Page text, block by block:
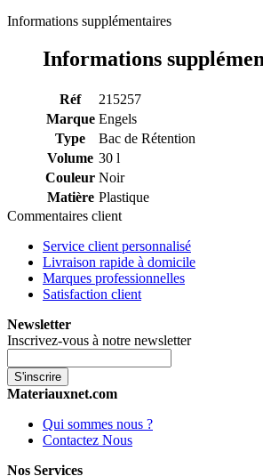
Informations supplémentaires
Informations
Réf
215257
Marque Engels
Type
Bac de Rétention
Volume 30 l
Couleur Noir
Matière Plastique
Commentaires client
Service client personnalisé
Livraison rapide à domicile
Marques professionnelles
Satisfaction client
Newsletter
Inscrivez-vous à notre newsletter
S'inscrire
Materiauxnet.com
Qui sommes nous ?
Contactez Nous
Nos Services